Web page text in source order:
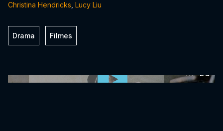
Christina Hendricks Lucy Liu
Drama Filmes